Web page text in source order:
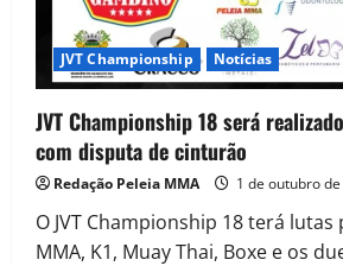
JVT Championship Notícias
JVT Championship 18 será
com disputa de cinturão
Redação Peleia MMA 1 de outubro
O JVT Championship 18 terá
MMA, K1, Muay Thai, Boxe e os